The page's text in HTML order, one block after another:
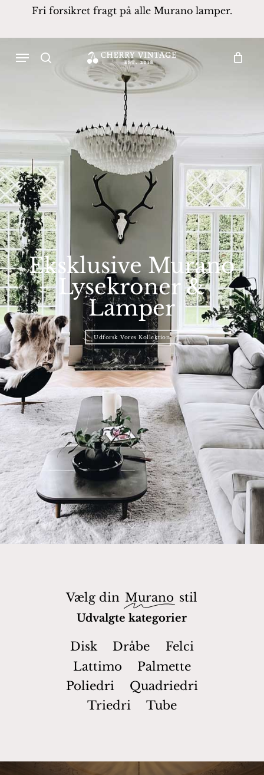
main
Fri forsikret fragt på alle Murano lamper.
search search
Menu
Eksklusive Murano
Lysekroner &
Lamper
Udforsk Vores Kollektion
Vælg din Murano stil
Udvalgte kategorier
Disk Dråbe
Felci
Lattimo
Palmette
Poliedri
Quadriedri
Triedri
Tube